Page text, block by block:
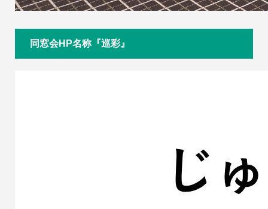
同窓会HP名称『巡彩』